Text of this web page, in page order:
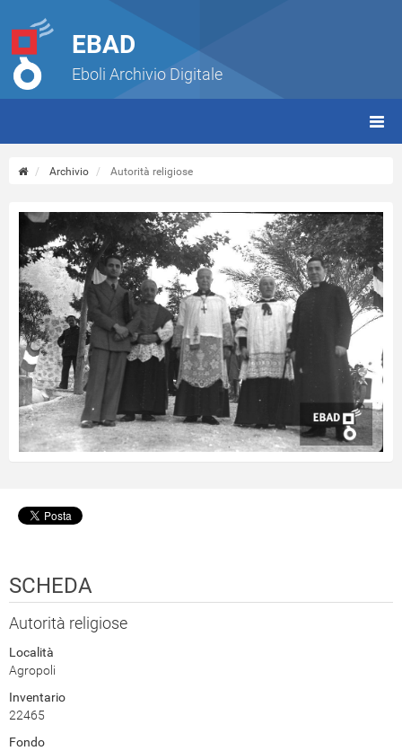
EBAD
Eboli Archivio Digitale
Archivio Autorità religiose
SCHEDA
Autorità religiose
Località
Agropoli
Inventario
22465
Fondo